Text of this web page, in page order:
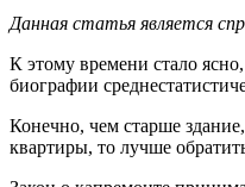
Данная статья является
К этому времени стало
биографии
Конечно, чем старше
квартиры, то лучше